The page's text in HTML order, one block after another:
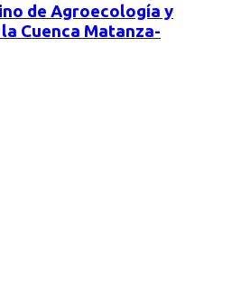
de Agroecología y
Cuenca Matanza-